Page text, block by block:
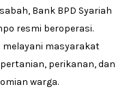
Bank BPD Syariah
resmi beroperasi.
melayani masyarakat
perikanan, dan
warga.